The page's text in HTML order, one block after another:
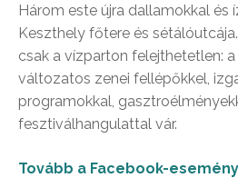
Három este újra dallamokkal és
Keszthely főtere és
csak a vízparton felejthetetlen:
változatos zenei fellépőkkel,
programokkal,
fesztiválhangulattal vár.
Tovább a Facebook-